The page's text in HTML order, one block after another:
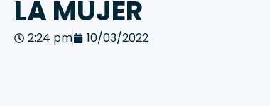
LA MUJER
2:24 pm 10/03/2022